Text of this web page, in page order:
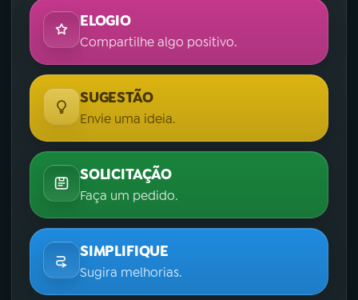
ELOGIO
Compartilhe algo positivo.
SUGESTÃO
Envie uma ideia.
SOLICITAÇÃO
Faça um pedido.
SIMPLIFIQUE
Sugira melhorias.